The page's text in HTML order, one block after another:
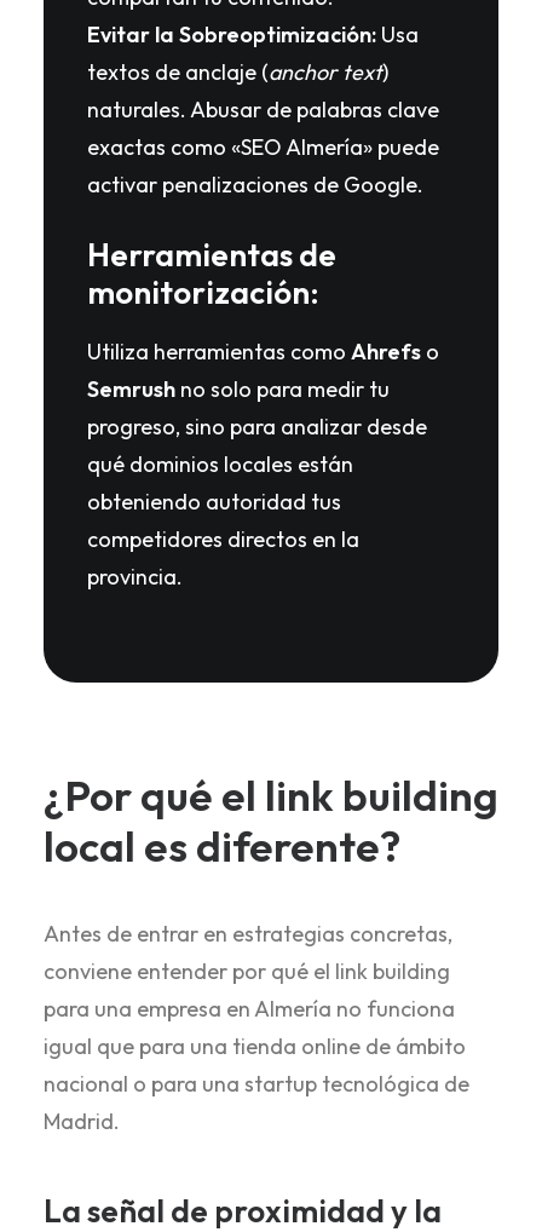
Evitar la Sobreoptimización: Usa
textos de anclaje (anchor text)
naturales. Abusar de palabras clave
exactas como «SEO Almería» puede
activar penalizaciones de Google.
Herramientas de
monitorización:
Utiliza herramientas como Ahrefs o
Semrush no solo para medir tu
progreso, sino para analizar desde
qué dominios locales están
obteniendo autoridad tus
competidores directos en la
provincia.
¿Por qué el link building
local es diferente?
Antes de entrar en estrategias concretas,
conviene entender por qué el link building
para una empresa en Almería no funciona
igual que para una tienda online de ámbito
nacional o para una startup tecnológica de
Madrid.
La señal de proximidad y la